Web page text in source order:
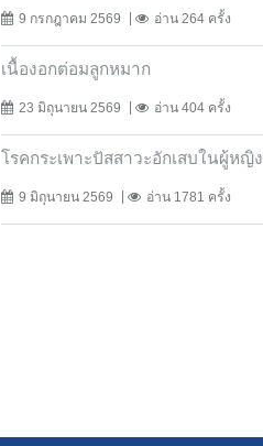
9 กรกฎาคม 2569 อ่าน 264 ครั้ง
เนื้องอกต่อมลูกหมาก
23 มิถุนายน 2569 อ่าน 404 ครั้ง
โรคกระเพาะปัสสาวะอักเสบในผู้หญิง
9 มิถุนายน 2569 อ่าน 1781 ครั้ง